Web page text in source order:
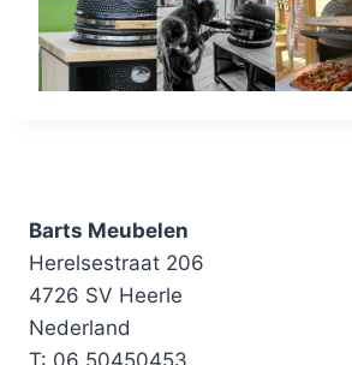
Barts Meubelen
Herelsestraat 206
4726 SV Heerle
Nederland
T: 06 50450453